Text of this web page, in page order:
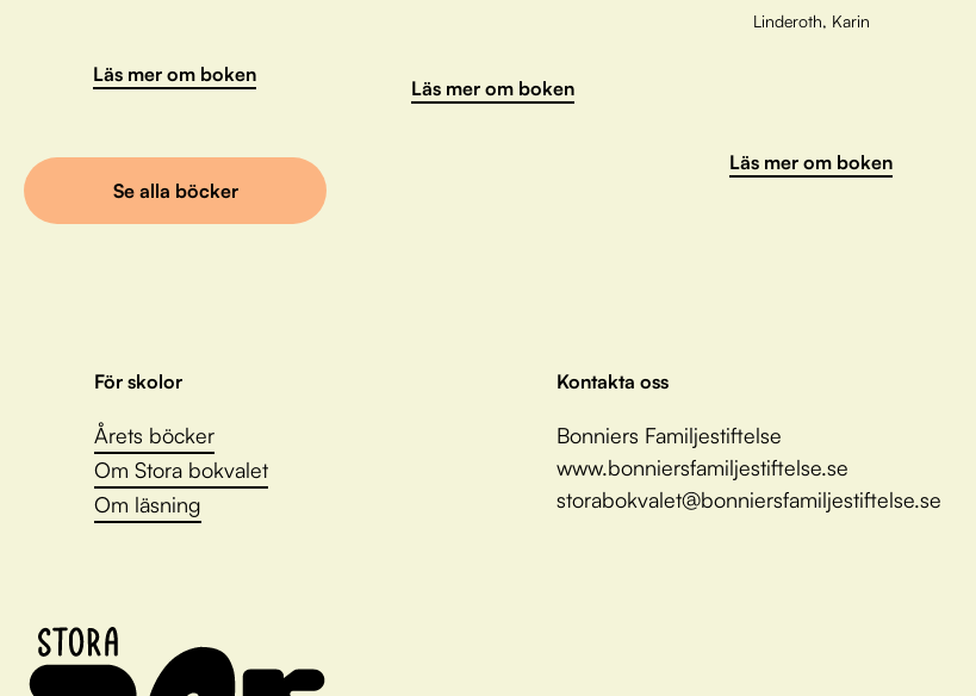
Läs mer om boken
Läs mer om boken
Linderoth, Karin
Läs mer om boken
Se alla böcker
För skolor
Årets böcker
Om Stora bokvalet
Om läsning
Kontakta oss
Bonniers Familjestiftelse
www.bonniersfamiljestiftelse.se
storabokvalet@bonniersfamiljestiftelse.se